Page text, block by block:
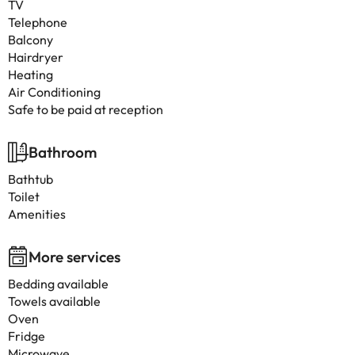
TV
Telephone
Balcony
Hairdryer
Heating
Air Conditioning
Safe to be paid at reception
Bathroom
Bathtub
Toilet
Amenities
More services
Bedding available
Towels available
Oven
Fridge